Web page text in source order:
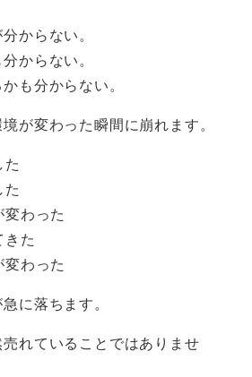
からない。
からない。
も分からない。
が変わった瞬間に崩れます。
た
た
わった
きた
わった
に落ちます。
れていることではありませ